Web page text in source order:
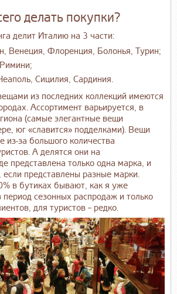
делать покупки?
делит Италию на 3 части:
Венеция, Флоренция, Болонья, Турин;
Сицилия, Сардиния.
из последних коллекций имеются
Ассортимент варьируется, в
(самые элегантные вещи
юг «славится» подделками). Вещи
из-за большого количества
А делятся они на
представлена только одна марка, и
представлены разные марки.
в бутиках бывают, как я уже
период сезонных распродаж и только
для туристов – редко.